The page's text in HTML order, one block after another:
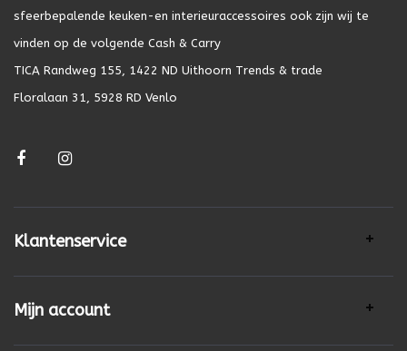
sfeerbepalende keuken-en interieuraccessoires ook zijn wij te
vinden op de volgende Cash & Carry
TICA Randweg 155, 1422 ND Uithoorn Trends & trade
Floralaan 31, 5928 RD Venlo
Klantenservice
Mijn account